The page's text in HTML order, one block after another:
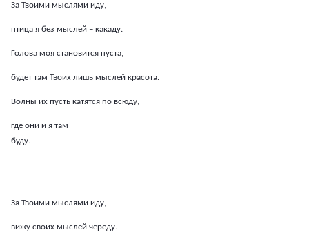
За Твоими мыслями иду,
птица я без мыслей – какаду.
Голова моя становится пуста,
будет там Твоих лишь мыслей красота.
Волны их пусть катятся по всюду,
где они и я там
буду.
За Твоими мыслями иду,
вижу своих мыслей череду.